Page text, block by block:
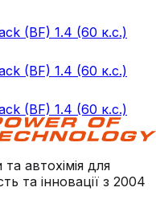
(BF) 1.4 (60 к.с.)
(BF) 1.4 (60 к.с.)
(BF) 1.4 (60 к.с.)
автохімія для
та інновації з 2004